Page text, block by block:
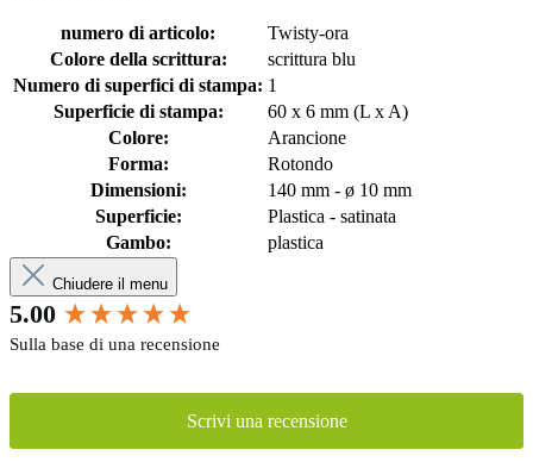
numero di articolo:
Twisty-ora
Colore della scrittura:
scrittura blu
Numero di superfici di stampa: 1
Superficie di stampa:
60 x 6 mm (L x A)
Colore:
Arancione
Forma:
Rotondo
Dimensioni:
140 mm - ø 10 mm
Superficie:
Plastica - satinata
Gambo:
plastica
Chiudere il menu
5.00
Sulla base di una recensione
Scrivi una recensione
New content loaded